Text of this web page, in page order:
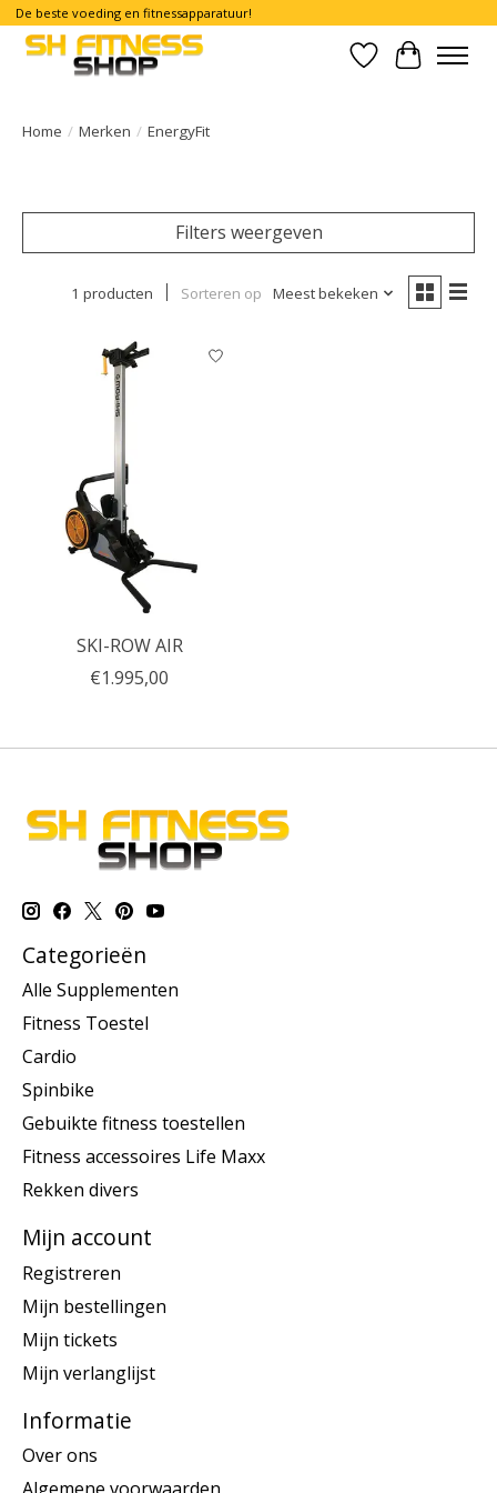
De beste voeding en fitnessapparatuur!
Verlanglijst
Home / Merken / EnergyFit
Filters weergeven
1 producten Sorteren op Meest bekeken
SKI-ROW AIR
€1.995,00
Categorieën
Alle Supplementen
Fitness Toestel
Cardio
Spinbike
Gebuikte fitness toestellen
Fitness accessoires Life Maxx
Rekken divers
Mijn account
Registreren
Mijn bestellingen
Mijn tickets
Mijn verlanglijst
Informatie
Over ons